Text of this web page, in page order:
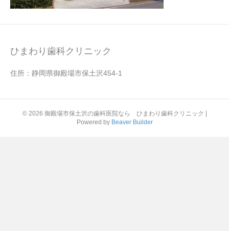
ひまわり歯科クリニック
住所：静岡県御殿場市保土沢454-1
© 2026 御殿場市保土沢の歯科医院なら ひまわり歯科クリニック
Powered by Beaver Builder